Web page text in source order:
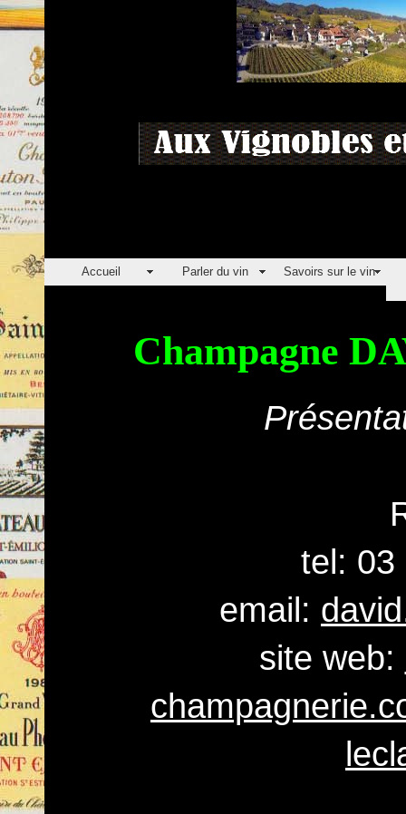
Accueil Parler du vin Savoirs sur le vin
Champagne
tel: 03
email:
site web: